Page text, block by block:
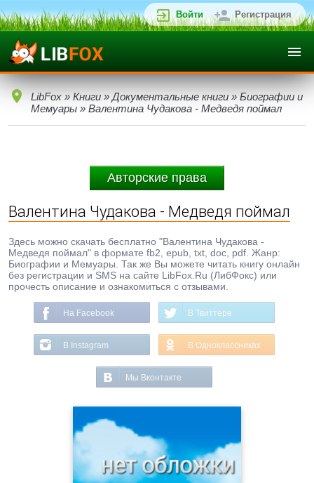
Войти Регистрация
LibFox » Книги » Документальные книги » Биографии и
Мемуары » Валентина Чудакова - Медведя поймал
Авторские права
Валентина Чудакова - Медведя поймал
Здесь можно скачать бесплатно "Валентина Чудакова -
Медведя поймал" в формате fb2, epub, txt, doc, pdf. Жанр:
Биографии и Мемуары. Так же Вы можете читать книгу онлайн
без регистрации и SMS на сайте LibFox.Ru (ЛибФокс) или
прочесть описание и ознакомиться с отзывами.
На Facebook В Твиттере
В Instagram В Одноклассниках
Мы Вконтакте